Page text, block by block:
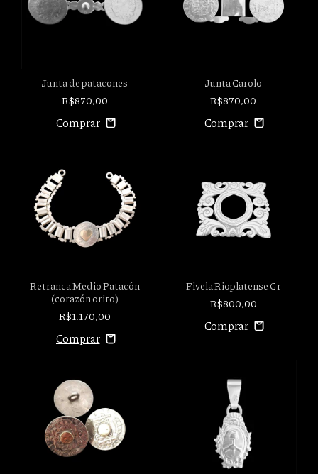
Junta de patacones
R$870,00
Junta Carolo
R$870,00
Retranca Medio Patacón
(corazón orito)
R$1.170,00
Fivela Rioplatense Gr
R$800,00